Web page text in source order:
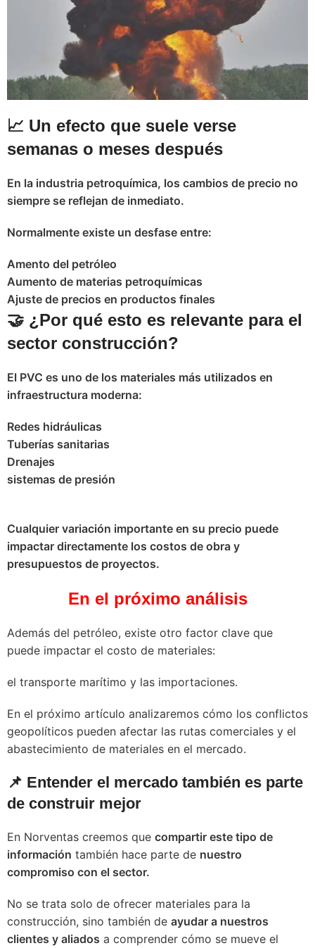
📈 Un efecto que suele verse
semanas o meses después
En la industria petroquímica, los cambios de precio no
siempre se reflejan de inmediato.
Normalmente existe un desfase entre:
Amento del petróleo
Aumento de materias petroquímicas
Ajuste de precios en productos finales
🤝 ¿ Por qué esto es relevante para el
sector construcción?
El PVC es uno de los materiales más utilizados en
infraestructura moderna:
Redes hidráulicas
Tuberías sanitarias
Drenajes
sistemas de presión
Cualquier variación importante en su precio puede
impactar directamente los costos de obra y
presupuestos de proyectos.
En el próximo análisis
Además del petróleo, existe otro factor clave que
puede impactar el costo de materiales:
el transporte marítimo y las importaciones.
En el próximo artículo analizaremos cómo los conflictos
geopolíticos pueden afectar las rutas comerciales y el
abastecimiento de materiales en el mercado.
📌 Entender el mercado también es parte
de construir mejor
En Norventas creemos que compartir este tipo de
información también hace parte de nuestro
compromiso con el sector.
No se trata solo de ofrecer materiales para la
construcción, sino también de ayudar a nuestros
clientes y aliados a comprender cómo se mueve el